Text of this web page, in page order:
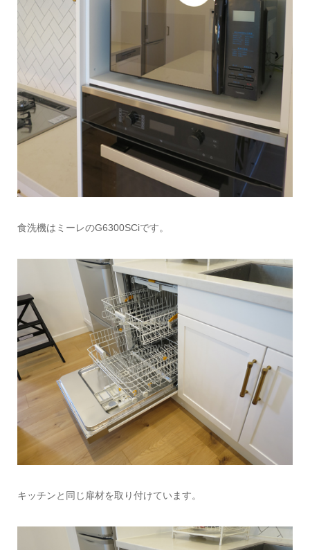
食洗機はミーレのG6300SCiです。
キッチンと同じ扉材を取り付けています。